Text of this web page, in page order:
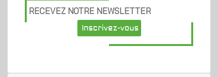
RECEVEZ NOTRE NEWSLETTER
Inscrivez-vous